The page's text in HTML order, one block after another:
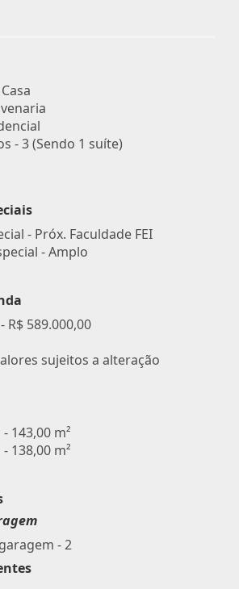
- 3 (Sendo 1 suíte)
- Próx. Faculdade FEI
- Amplo
R$ 589.000,00
sujeitos a alteração
143,00 m²
138,00 m²
- 2